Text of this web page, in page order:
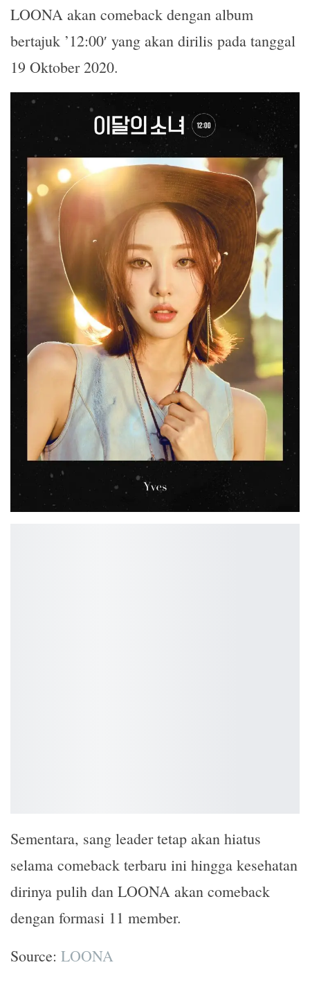
LOONA akan comeback dengan album
bertajuk ’12:00′ yang akan dirilis pada tanggal
19 Oktober 2020.
Sementara, sang leader tetap akan hiatus
selama comeback terbaru ini hingga kesehatan
dirinya pulih dan LOONA akan comeback
dengan formasi 11 member.
Source: LOONA